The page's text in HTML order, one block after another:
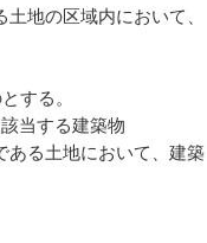
地の区域内において、
する。
当する建築物
ある土地において、建築